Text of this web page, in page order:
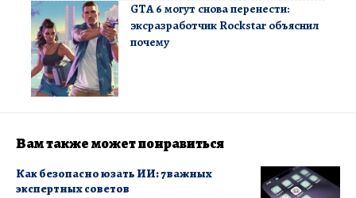
GTA 6 могут снова перенести:
эксразработчик Rockstar объяснил
почему
Вам также может понравиться
Как безопасно юзать ИИ: 7 важных
экспертных советов